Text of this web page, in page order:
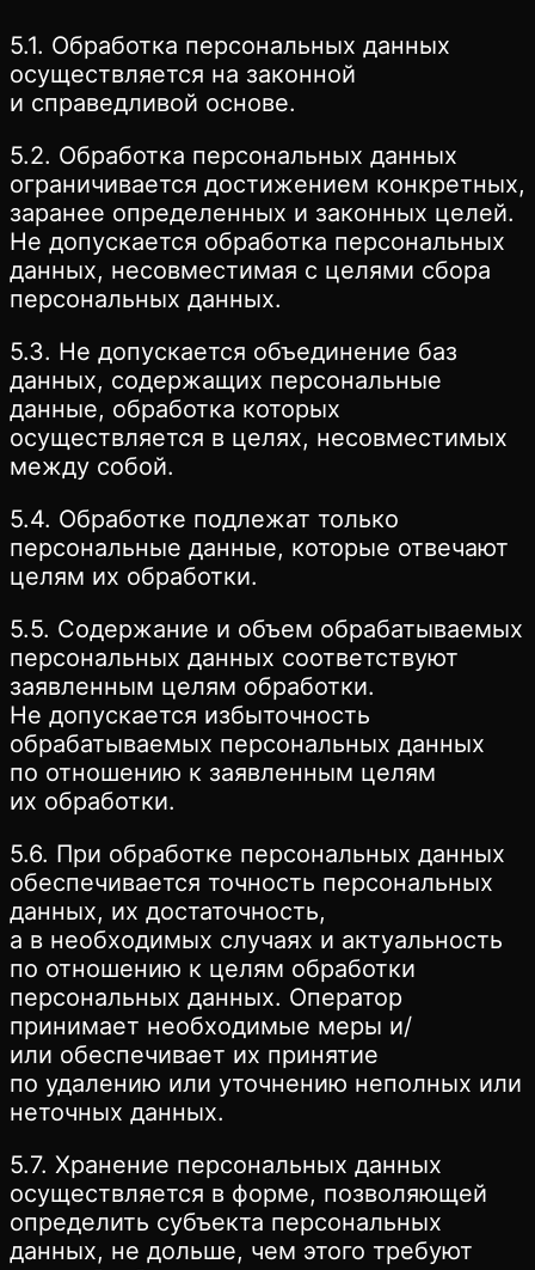
5.1. Обработка персональных данных
осуществляется на законной
и справедливой основе.
5.2. Обработка персональных данных
ограничивается достижением конкретных,
заранее определенных и законных целей.
Не допускается обработка персональных
данных, несовместимая с целями сбора
персональных данных.
5.3. Не допускается объединение баз
данных, содержащих персональные
данные, обработка которых
осуществляется в целях, несовместимых
между собой.
5.4. Обработке подлежат только
персональные данные, которые отвечают
целям их обработки.
5.5. Содержание и объем обрабатываемых
персональных данных соответствуют
заявленным целям обработки.
Не допускается избыточность
обрабатываемых персональных данных
по отношению к заявленным целям
их обработки.
5.6. При обработке персональных данных
обеспечивается точность персональных
данных, их достаточность,
а в необходимых случаях и актуальность
по отношению к целям обработки
персональных данных. Оператор
принимает необходимые меры и/
или обеспечивает их принятие
по удалению или уточнению неполных или
неточных данных.
5.7. Хранение персональных данных
осуществляется в форме, позволяющей
определить субъекта персональных
данных, не дольше, чем этого требуют